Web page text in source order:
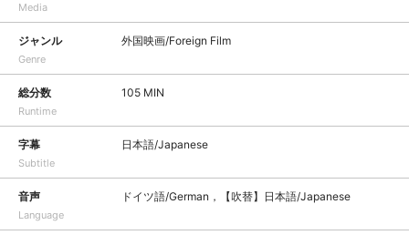
Media
ジャンル
Genre
外国映画/Foreign Film
総分数
Runtime
105 MIN
字幕
Subtitle
日本語/Japanese
音声
Language
ドイツ語/German，【吹替】日本語/Japanese